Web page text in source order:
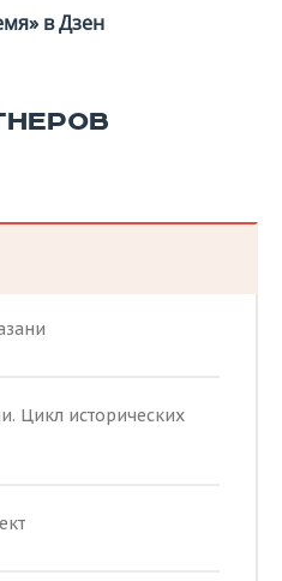
в Дзен
Цикл исторических